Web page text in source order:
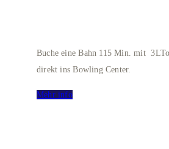
Buche eine Bahn 115 Min. mit
direkt ins Bowling Center.
Mehr info